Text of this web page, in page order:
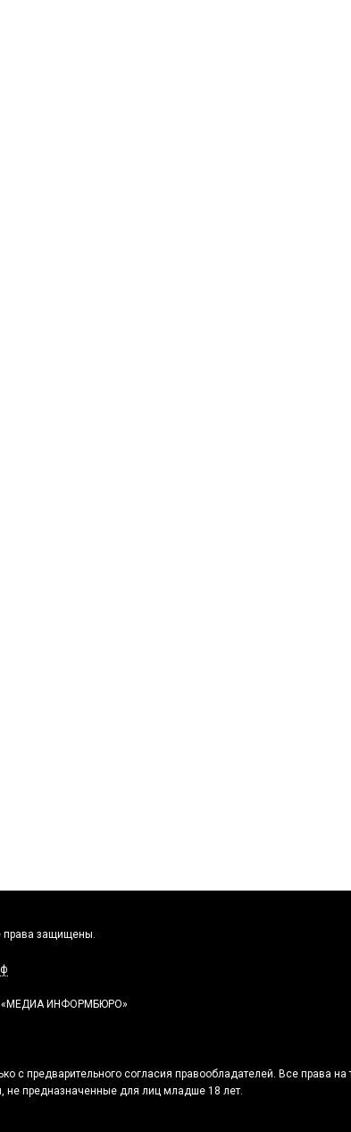
права защищены.
ИНФОРМБЮРО»
с предварительного согласия правообладателей. Все права
не предназначенные для лиц младше 18 лет.